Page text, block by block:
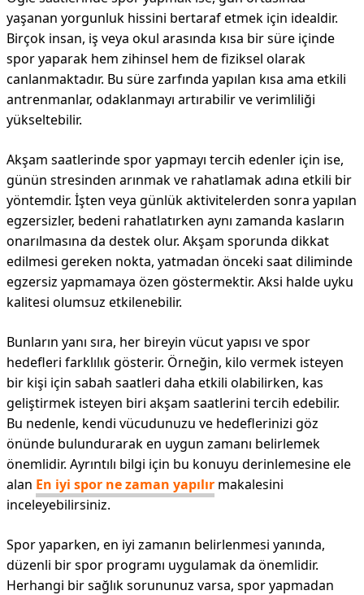
yaşanan yorgunluk hissini bertaraf etmek için idealdir.
Birçok insan, iş veya okul arasında kısa bir süre içinde
spor yaparak hem zihinsel hem de fiziksel olarak
canlanmaktadır. Bu süre zarfında yapılan kısa ama etkili
antrenmanlar, odaklanmayı artırabilir ve verimliliği
yükseltebilir.
Akşam saatlerinde spor yapmayı tercih edenler için ise,
günün stresinden arınmak ve rahatlamak adına etkili bir
yöntemdir. İşten veya günlük aktivitelerden sonra yapılan
egzersizler, bedeni rahatlatırken aynı zamanda kasların
onarılmasına da destek olur. Akşam sporunda dikkat
edilmesi gereken nokta, yatmadan önceki saat diliminde
egzersiz yapmamaya özen göstermektir. Aksi halde uyku
kalitesi olumsuz etkilenebilir.
Bunların yanı sıra, her bireyin vücut yapısı ve spor
hedefleri farklılık gösterir. Örneğin, kilo vermek isteyen
bir kişi için sabah saatleri daha etkili olabilirken, kas
geliştirmek isteyen biri akşam saatlerini tercih edebilir.
Bu nedenle, kendi vücudunuzu ve hedeflerinizi göz
önünde bulundurarak en uygun zamanı belirlemek
önemlidir. Ayrıntılı bilgi için bu konuyu derinlemesine ele
alan En iyi spor ne zaman yapılır makalesini
inceleyebilirsiniz.
Spor yaparken, en iyi zamanın belirlenmesi yanında,
düzenli bir spor programı uygulamak da önemlidir.
Herhangi bir sağlık sorununuz varsa, spor yapmadan